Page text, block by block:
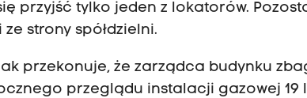
przyjść tylko jeden z lokatorów.
strony spółdzielni.
przekonuje, że zarządca budynku
przeglądu instalacji gazowej 19